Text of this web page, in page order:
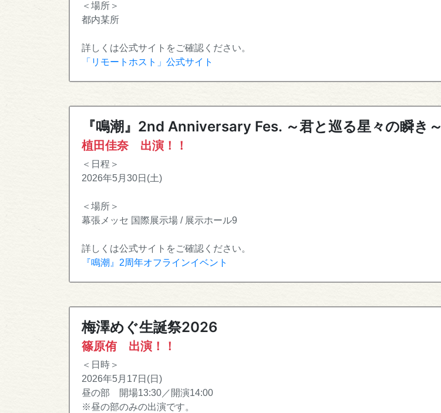
＜場所＞
都内某所
詳しくは公式サイトをご確認ください。
「リモートホスト」公式サイト
『鳴潮』2nd Anniversary Fes. ～君と巡る星々の瞬き～
植田佳奈 出演！！
＜日程＞
2026年5月30日(土)
＜場所＞
幕張メッセ 国際展示場 / 展示ホール9
詳しくは公式サイトをご確認ください。
『鳴潮』2周年オフラインイベント
梅澤めぐ生誕祭2026
篠原侑 出演！！
＜日時＞
2026年5月17日(日)
昼の部 開場13:30／開演14:00
※昼の部のみの出演です。